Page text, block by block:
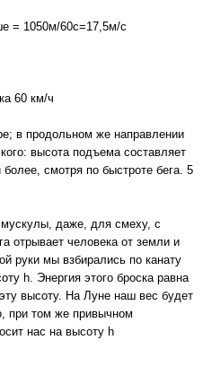
= 1050м/60c=17,5м/с
60 км/ч
в продольном же направлении
высота подъема составляет
смотря по быстроте бега. 5
даже, для смеху, с
отрывает человека от земли и
руки мы взбирались по канату
h. Энергия этого броска равна
высоту. На Луне наш вес будет
при том же привычном
нас на высоту h